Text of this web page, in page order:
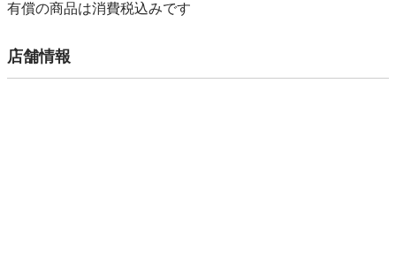
有償の商品は消費税込みです
店舗情報